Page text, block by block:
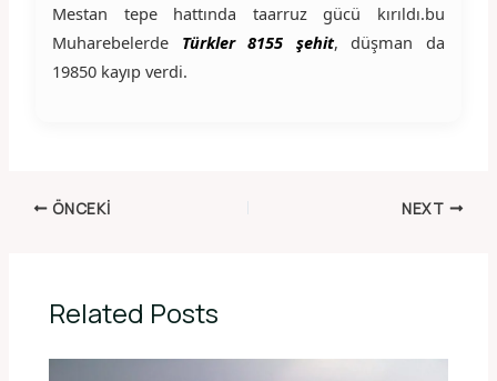
Mestan tepe hattında taarruz gücü kırıldı.bu
Muharebelerde Türkler 8155 şehit, düşman da
19850 kayıp verdi.
ÖNCEKI NEXT
Related Posts